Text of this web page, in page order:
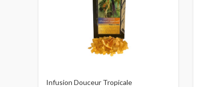
Infusion Douceur Tropicale